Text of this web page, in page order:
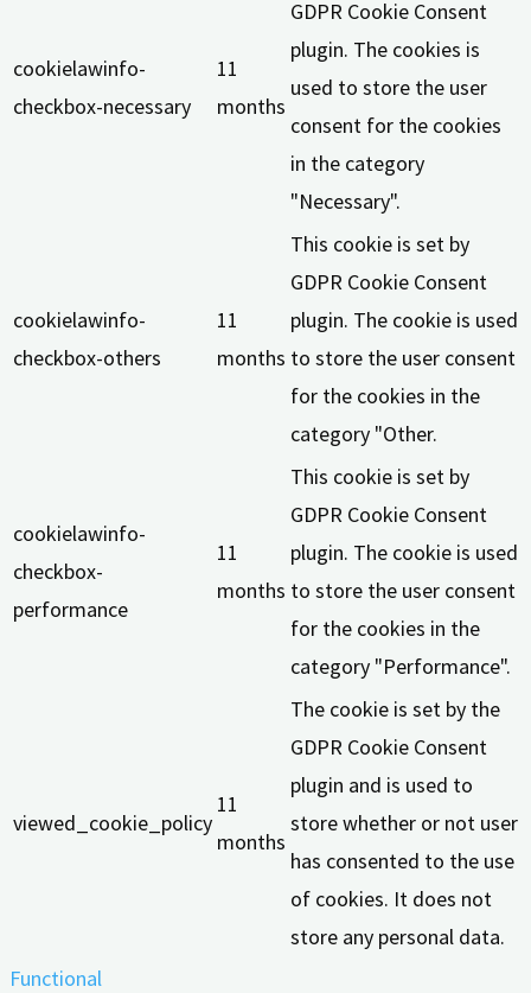
cookielawinfo-
checkbox-necessary
11
months
GDPR Cookie Consent
plugin. The cookies is
used to store the user
consent for the cookies
in the category
"Necessary".
cookielawinfo-
checkbox-others
11
months
This cookie is set by
GDPR Cookie Consent
plugin. The cookie is used
to store the user consent
for the cookies in the
category "Other.
cookielawinfo-
checkbox-
performance
11
months
This cookie is set by
GDPR Cookie Consent
plugin. The cookie is used
to store the user consent
for the cookies in the
category "Performance".
viewed_cookie_policy
11
months
The cookie is set by the
GDPR Cookie Consent
plugin and is used to
store whether or not user
has consented to the use
of cookies. It does not
store any personal data.
Functional